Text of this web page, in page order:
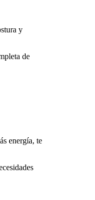
y
de
energía, te